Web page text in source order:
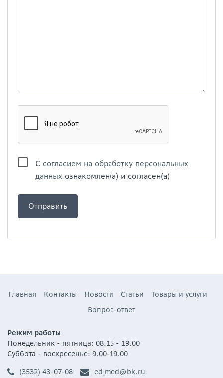
С согласием на обработку персональных
данных ознакомлен(а) и согласен(а)
Главная Контакты Новости Статьи
Товары и услуги
Вопрос-ответ
Режим работы
Понедельник - пятница: 08.15 - 19.00
Суббота - воскресенье: 9.00-19.00
(3532) 43-07-08
ed_med@bk.ru